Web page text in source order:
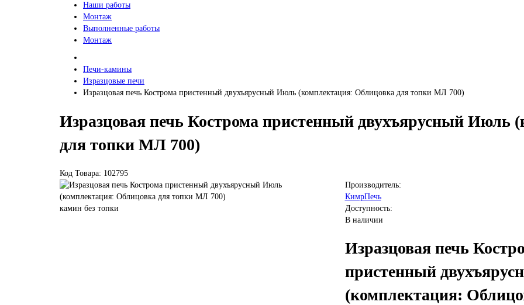
Наши работы
Монтаж
Выполненные работы
Монтаж
Печи-камины
Изразцовые печи
Изразцовая печь Кострома пристенный двухъярусный Июль (комплектация: Облицовка для топки МЛ 700)
Изразцовая печь Кострома пристенный двухъярусный Июль
для топки МЛ 700)
Код Товара: 102795
камин без топки
Производитель:
КимрПечь
Доступность:
В наличии
Изразцовая печь
пристенный
(комплектация: